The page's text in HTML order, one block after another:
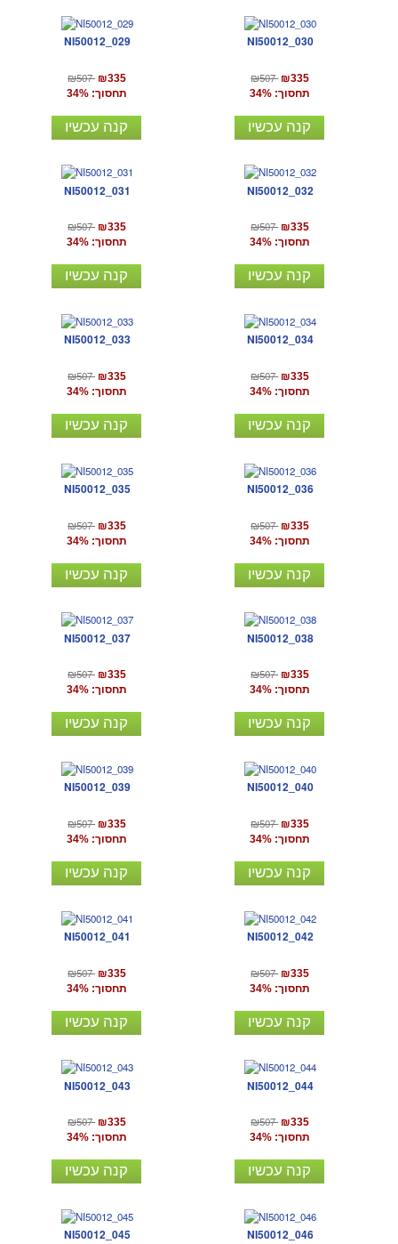
NI50012_029
₪507 ₪335
תחסוך: 34%
קנה עכשיו
NI50012_030
₪507 ₪335
תחסוך: 34%
קנה עכשיו
NI50012_031
₪507 ₪335
תחסוך: 34%
קנה עכשיו
NI50012_032
₪507 ₪335
תחסוך: 34%
קנה עכשיו
NI50012_033
₪507 ₪335
תחסוך: 34%
קנה עכשיו
NI50012_034
₪507 ₪335
תחסוך: 34%
קנה עכשיו
NI50012_035
₪507 ₪335
תחסוך: 34%
קנה עכשיו
NI50012_036
₪507 ₪335
תחסוך: 34%
קנה עכשיו
NI50012_037
₪507 ₪335
תחסוך: 34%
קנה עכשיו
NI50012_038
₪507 ₪335
תחסוך: 34%
קנה עכשיו
NI50012_039
₪507 ₪335
תחסוך: 34%
קנה עכשיו
NI50012_040
₪507 ₪335
תחסוך: 34%
קנה עכשיו
NI50012_041
₪507 ₪335
תחסוך: 34%
קנה עכשיו
NI50012_042
₪507 ₪335
תחסוך: 34%
קנה עכשיו
NI50012_043
₪507 ₪335
תחסוך: 34%
קנה עכשיו
NI50012_044
₪507 ₪335
תחסוך: 34%
קנה עכשיו
NI50012_045 NI50012_046